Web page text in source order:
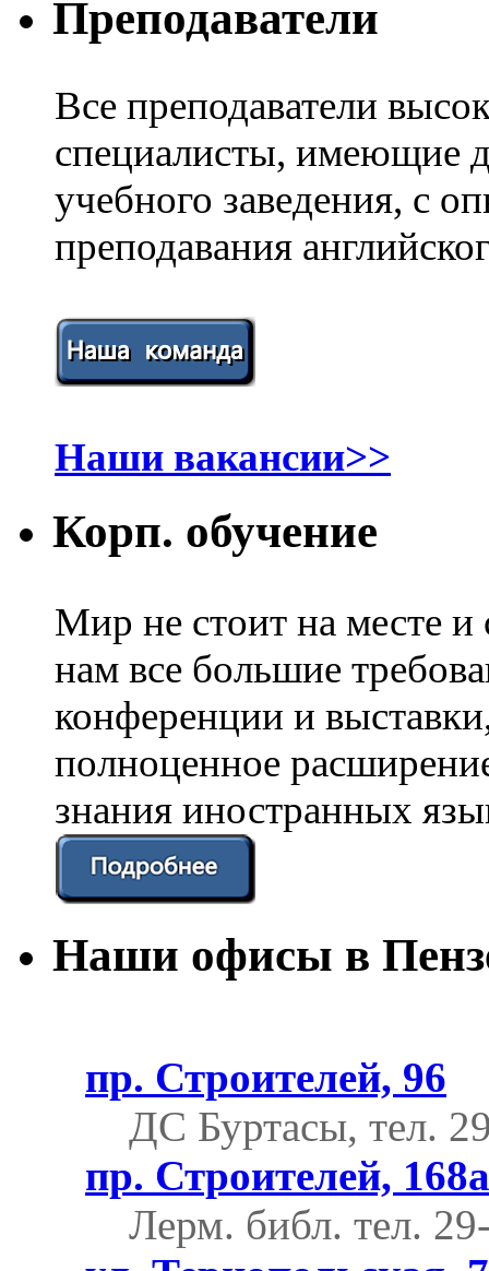
Преподаватели
Все преподаватели
специалисты, имеющие
учебного заведения, с
преподавания
Наши вакансии>>
Корп. обучение
Мир не стоит на месте
нам все большие
конференции и
полноценное
знания иностранных
Наши офисы в
пр. Строителей, 96
ДС Буртасы, тел.
пр. Строителей, 168а
Лерм. библ. тел.